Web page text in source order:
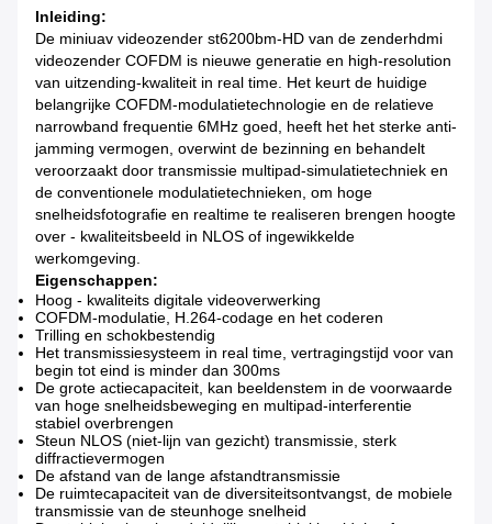
Inleiding:
De miniuav videozender st6200bm-HD van de zenderhdmi
videozender COFDM is nieuwe generatie en high-resolution
van uitzending-kwaliteit in real time. Het keurt de huidige
belangrijke COFDM-modulatietechnologie en de relatieve
narrowband frequentie 6MHz goed, heeft het het sterke anti-
jamming vermogen, overwint de bezinning en behandelt
veroorzaakt door transmissie multipad-simulatietechniek en
de conventionele modulatietechnieken, om hoge
snelheidsfotografie en realtime te realiseren brengen hoogte
over - kwaliteitsbeeld in NLOS of ingewikkelde
werkomgeving.
Eigenschappen:
Hoog - kwaliteits digitale videoverwerking
COFDM-modulatie, H.264-codage en het coderen
Trilling en schokbestendig
Het transmissiesysteem in real time, vertragingstijd voor van
begin tot eind is minder dan 300ms
De grote actiecapaciteit, kan beeldenstem in de voorwaarde
van hoge snelheidsbeweging en multipad-interferentie
stabiel overbrengen
Steun NLOS (niet-lijn van gezicht) transmissie, sterk
diffractievermogen
De afstand van de lange afstandtransmissie
De ruimtecapaciteit van de diversiteitsontvangst, de mobiele
transmissie van de steunhoge snelheid